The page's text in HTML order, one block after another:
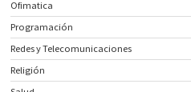
Ofimatica
Programación
Redes y Telecomunicaciones
Religión